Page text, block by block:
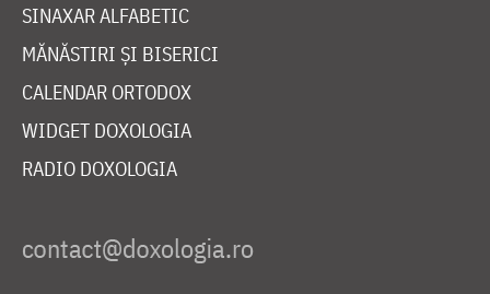
SINAXAR ALFABETIC
MĂNĂSTIRI ȘI BISERICI
CALENDAR ORTODOX
WIDGET DOXOLOGIA
RADIO DOXOLOGIA